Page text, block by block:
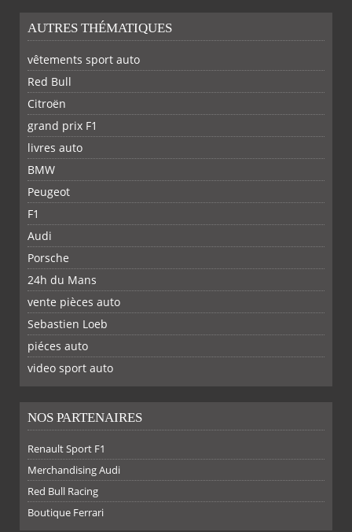
SUR SUR SUR SUR
FACEBOOKTWITTER
AUTRES THÉMATIQUES
vêtements sport auto
Red Bull
Citroën
grand prix F1
livres auto
BMW
Peugeot
F1
Audi
Porsche
24h du Mans
vente pièces auto
Sebastien Loeb
piéces auto
video sport auto
NOS PARTENAIRES
Renault Sport F1
Merchandising Audi
Red Bull Racing
Boutique Ferrari